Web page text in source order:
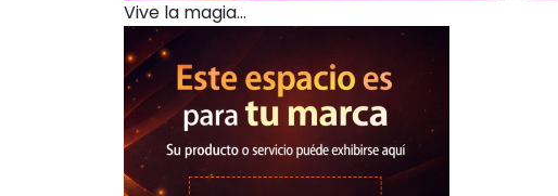
Vive la magia...